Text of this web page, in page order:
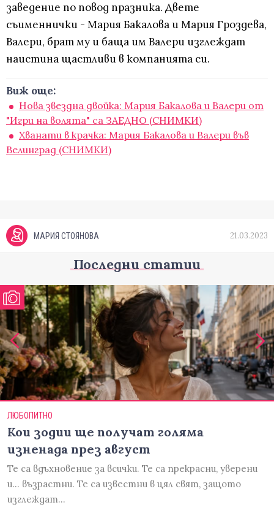
заведение по повод празника. Двете
съименнички - Мария Бакалова и Мария Гроздева,
Валери, брат му и баща им Валери изглеждат
наистина щастливи в компанията си.
Виж още:
Нова звездна двойка: Мария Бакалова и Валери от
"Игри на волята" са ЗАЕДНО (СНИМКИ)
Хванати в крачка: Мария Бакалова и Валери във
Велинград (СНИМКИ)
МАРИЯ СТОЯНОВА 21.03.2023
Последни статии
ЛЮБОПИТНО
Кои зодии ще получат голяма
изненада през август
Те са вдъхновение за всички. Те са прекрасни, уверени
и... възрастни. Те са известни в цял свят, защото
изглеждат…